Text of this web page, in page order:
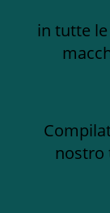
in tutte
nostro